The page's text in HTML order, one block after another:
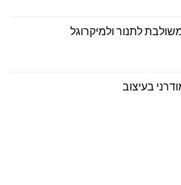
לתנור ולמיקרוגל
בעיצוב